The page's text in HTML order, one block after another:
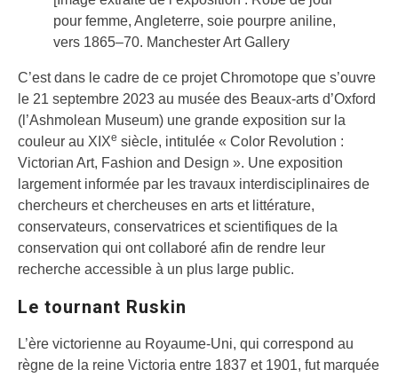
pour femme, Angleterre, soie pourpre aniline,
vers 1865–70. Manchester Art Gallery
C’est dans le cadre de ce projet Chromotope que s’ouvre
le 21 septembre 2023 au musée des Beaux-arts d’Oxford
(l’Ashmolean Museum) une grande exposition sur la
couleur au XIXe siècle, intitulée « Color Revolution :
Victorian Art, Fashion and Design ». Une exposition
largement informée par les travaux interdisciplinaires de
chercheurs et chercheuses en arts et littérature,
conservateurs, conservatrices et scientifiques de la
conservation qui ont collaboré afin de rendre leur
recherche accessible à un plus large public.
Le tournant Ruskin
L’ère victorienne au Royaume-Uni, qui correspond au
règne de la reine Victoria entre 1837 et 1901, fut marquée